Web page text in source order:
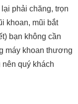
phải chăng, trọn
khoan, mũi bắt
bạn không cần
máy khoan thương
quý khách